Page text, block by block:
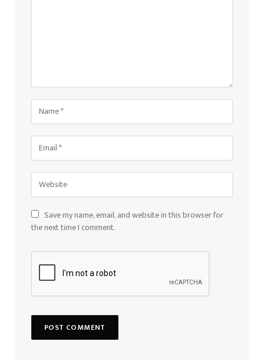
Save my name, email, and website in this browser for
the next time I comment.